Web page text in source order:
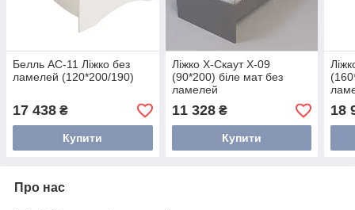
Белль АС-11 Ліжко без
ламелей (120*200/190)
17 438 ₴
Купити
Ліжко Х-Скаут Х-09
(90*200) біле мат без
ламелей
11 328₴
Купити
18
Про нас